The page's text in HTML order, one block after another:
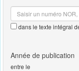
dans le texte intégral
entre le